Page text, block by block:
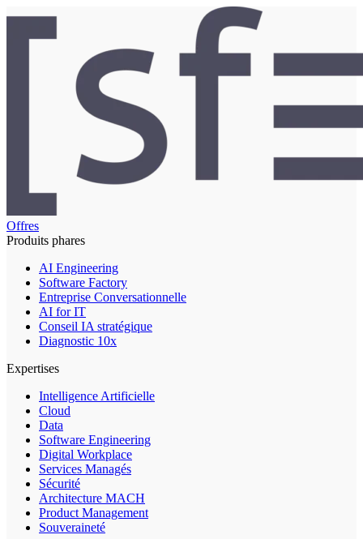
Offres
Produits phares
AI Engineering
Software Factory
Entreprise Conversationnelle
AI for IT
Conseil IA stratégique
Diagnostic 10x
Expertises
Intelligence Artificielle
Cloud
Data
Software Engineering
Digital Workplace
Services Managés
Sécurité
Architecture MACH
Product Management
Souveraineté